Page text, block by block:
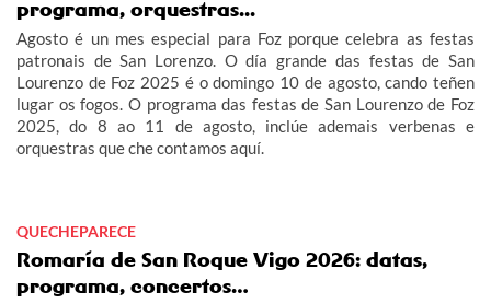
programa, orquestras...
Agosto é un mes especial para Foz porque celebra as festas
patronais de San Lorenzo. O día grande das festas de San
Lourenzo de Foz 2025 é o domingo 10 de agosto, cando teñen
lugar os fogos. O programa das festas de San Lourenzo de Foz
2025, do 8 ao 11 de agosto, inclúe ademais verbenas e
orquestras que che contamos aquí.
QUECHEPARECE
Romaría de San Roque Vigo 2026: datas,
programa, concertos…